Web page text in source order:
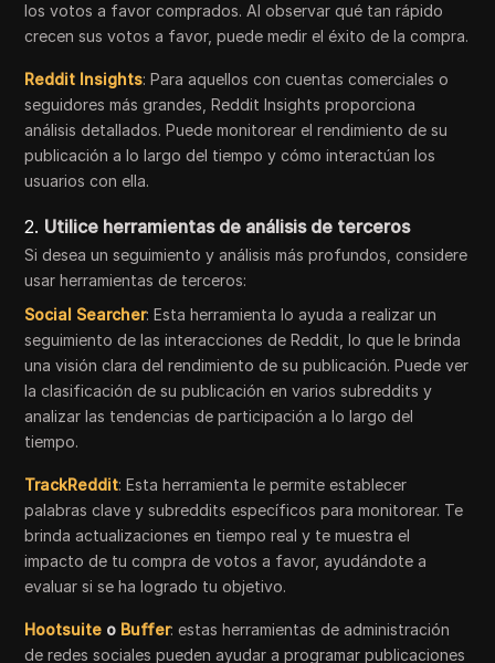
los votos a favor comprados. Al observar qué tan rápido
crecen sus votos a favor, puede medir el éxito de la compra.
Reddit Insights: Para aquellos con cuentas comerciales o
seguidores más grandes, Reddit Insights proporciona
análisis detallados. Puede monitorear el rendimiento de su
publicación a lo largo del tiempo y cómo interactúan los
usuarios con ella.
2. Utilice herramientas de análisis de terceros
Si desea un seguimiento y análisis más profundos, considere
usar herramientas de terceros:
Social Searcher: Esta herramienta lo ayuda a realizar un
seguimiento de las interacciones de Reddit, lo que le brinda
una visión clara del rendimiento de su publicación. Puede ver
la clasificación de su publicación en varios subreddits y
analizar las tendencias de participación a lo largo del
tiempo.
TrackReddit: Esta herramienta le permite establecer
palabras clave y subreddits específicos para monitorear. Te
brinda actualizaciones en tiempo real y te muestra el
impacto de tu compra de votos a favor, ayudándote a
evaluar si se ha logrado tu objetivo.
Hootsuite o Buffer: estas herramientas de administración
de redes sociales pueden ayudar a programar publicaciones